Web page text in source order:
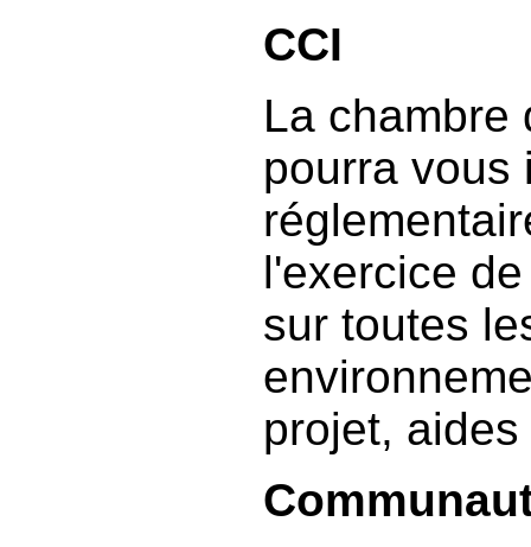
CCI
La chambre
pourra vous
l'exercice
sur toutes
projet,